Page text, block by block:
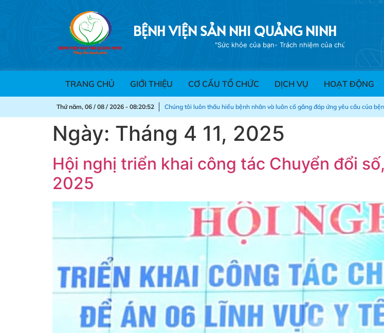
BỆNH VIỆN SẢN NHI QUẢNG NINH
"Sức khỏe của bạn- Trách
TRANG CHỦ GIỚI THIỆU CƠ CẤU TỔ CHỨC DỊCH VỤ HOẠT ĐỘNG
Thứ năm, 06 / 08 / 2026 - 08:20:54 Chúng tôi luôn thấu hiểu bệnh nhân và luôn cố gắng đáp ứng yêu cầu của
Ngày: Tháng 4 11, 2025
Hội nghị triển khai công tác Chuyển đổi
2025